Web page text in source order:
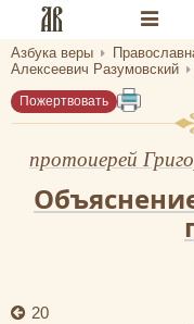
Разделы
Главная
Гид
Библиотеки
Азбука веры
Алексеевич Разумовский
Пожертвовать
протоиерей
20